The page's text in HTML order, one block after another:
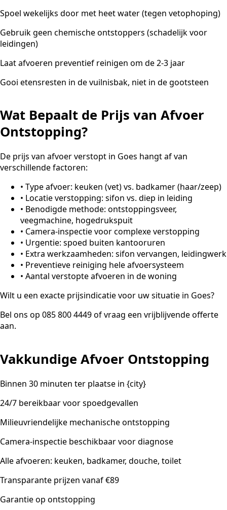
Spoel wekelijks door met heet water (tegen vetophoping)
Gebruik geen chemische ontstoppers (schadelijk voor
leidingen)
Laat afvoeren preventief reinigen om de 2-3 jaar
Gooi etensresten in de vuilnisbak, niet in de gootsteen
Wat Bepaalt de Prijs van Afvoer
Ontstopping?
De prijs van afvoer verstopt in Goes hangt af van
verschillende factoren:
• Type afvoer: keuken (vet) vs. badkamer (haar/zeep)
• Locatie verstopping: sifon vs. diep in leiding
• Benodigde methode: ontstoppingsveer,
veegmachine, hogedrukspuit
• Camera-inspectie voor complexe verstopping
• Urgentie: spoed buiten kantooruren
• Extra werkzaamheden: sifon vervangen, leidingwerk
• Preventieve reiniging hele afvoersysteem
• Aantal verstopte afvoeren in de woning
Wilt u een exacte prijsindicatie voor uw situatie in Goes?
Bel ons op 085 800 4449 of vraag een vrijblijvende offerte
aan.
Vakkundige Afvoer Ontstopping
Binnen 30 minuten ter plaatse in {city}
24/7 bereikbaar voor spoedgevallen
Milieuvriendelijke mechanische ontstopping
Camera-inspectie beschikbaar voor diagnose
Alle afvoeren: keuken, badkamer, douche, toilet
Transparante prijzen vanaf €89
Garantie op ontstopping